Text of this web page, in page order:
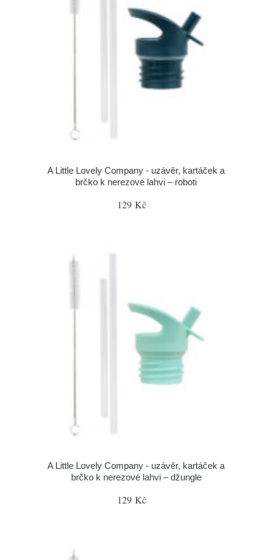
A Little Lovely Company - uzávěr, kartáček a
brčko k nerezové lahvi – roboti
129 Kč
A Little Lovely Company - uzávěr, kartáček a
brčko k nerezové lahvi – džungle
129 Kč